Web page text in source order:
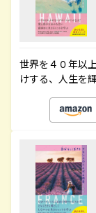
世界を４０年以
けする、人生を